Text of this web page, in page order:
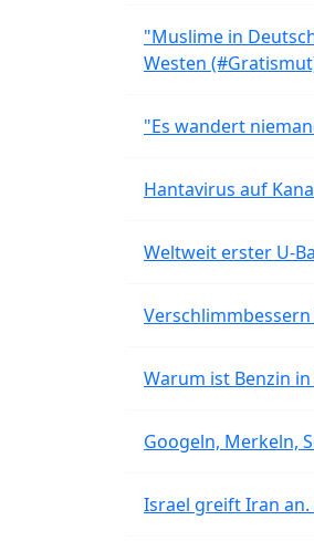
"Muslime in
Westen
"Es wandert
Hantavirus auf
Weltweit erster U-
Warum ist Benzin
Googeln, Merkeln,
Israel greift Iran